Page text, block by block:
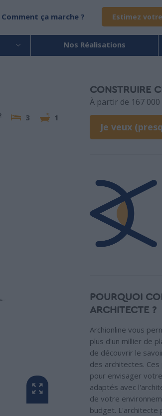
Comment ça marche ? Estimez
Nos Réalisations
3 1
CONSTRUIRE
À partir de 167 000
Je veux
POURQUOI
ARCHITECTE ?
Archionline vous
plus d'un millier de
de découvrir le
des architectes.
pour envisager
adaptés avec
de votre
budget.